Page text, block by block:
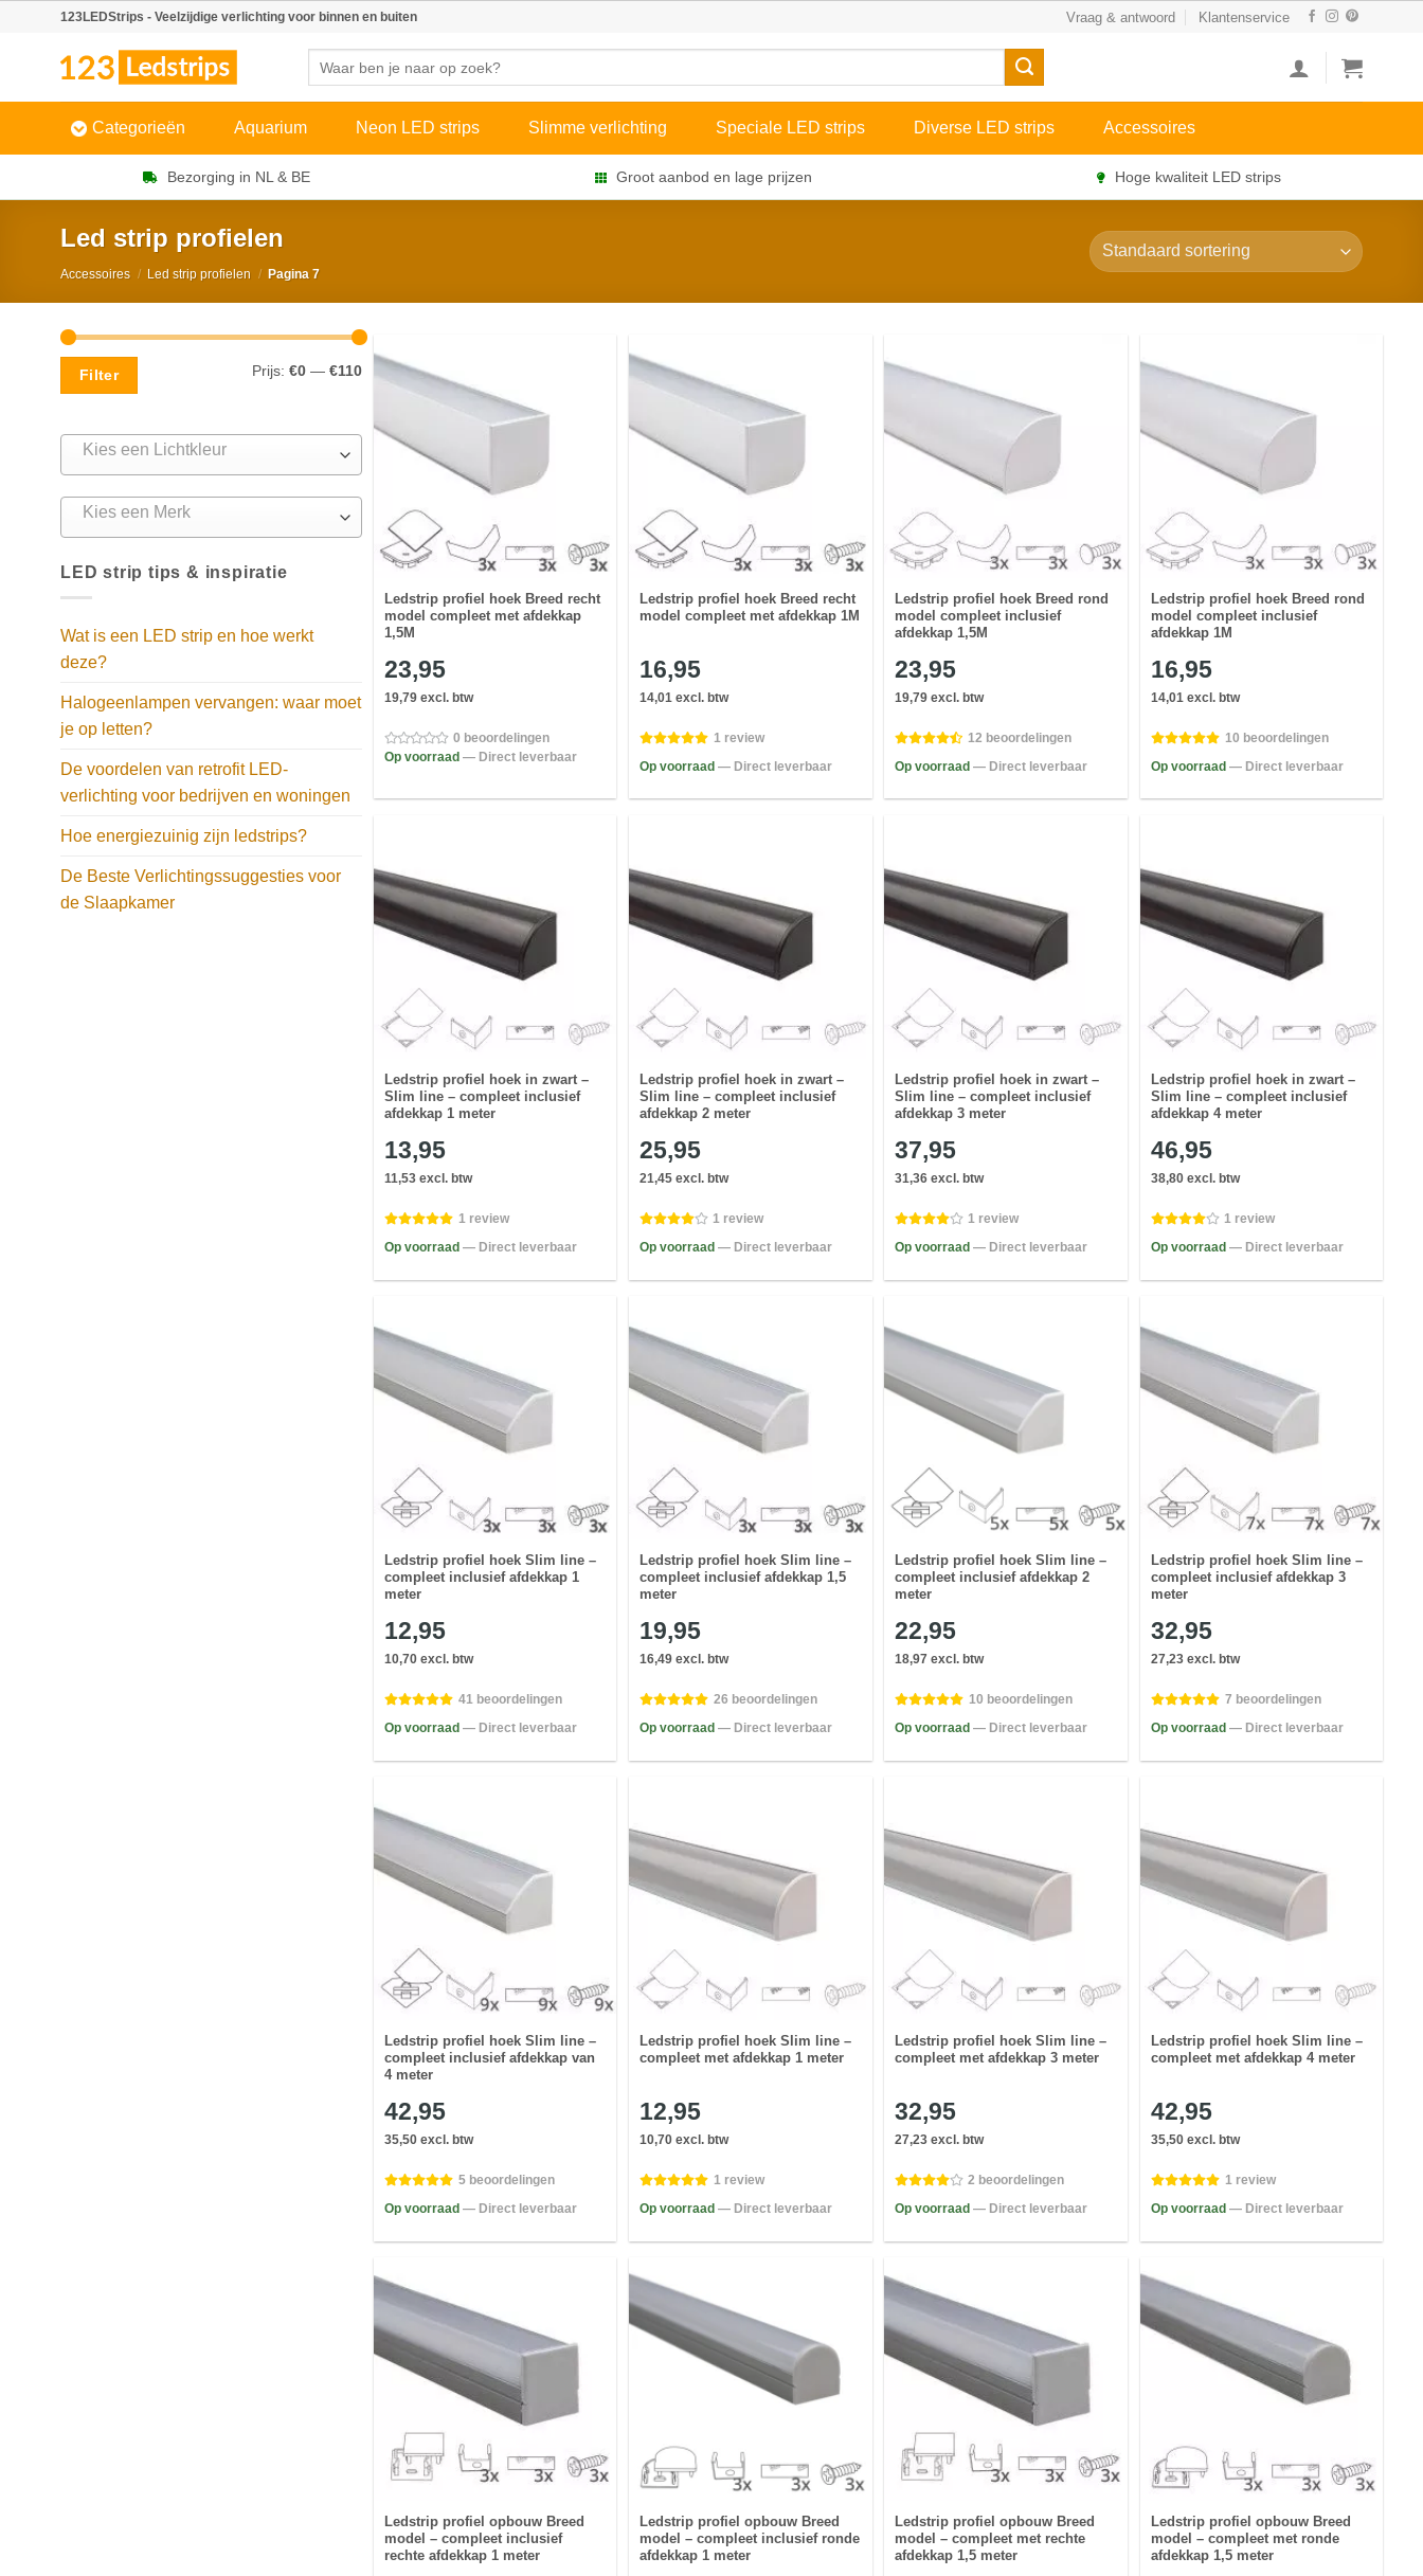
123LEDStrips - Veelzijdige verlichting voor binnen en buiten Vraag & antwoord Klantenservice
Categorieën Aquarium Neon LED strips Slimme verlichting Speciale LED strips Diverse LED strips Accessoires
Bezorging in NL & BE Groot aanbod en lage prijzen Hoge kwaliteit LED strips
Led strip profielen
Accessoires / Led strip profielen / Pagina 7
prijs
prijsFilter Prijs: €0 — €110
Kies een Lichtkleur
Kies een Merk
LED strip tips & inspiratie
Wat is een LED strip en hoe werkt
deze?
Halogeenlampen vervangen: waar moet
je op letten?
De voordelen van retrofit LED-
verlichting voor bedrijven en woningen
Hoe energiezuinig zijn ledstrips?
De Beste Verlichtingssuggesties voor
de Slaapkamer
Ledstrip profiel hoek Breed recht
model compleet met afdekkap
1,5M
23,95
19,79 excl. btw
0 beoordelingen
Op voorraad — Direct leverbaar
Ledstrip profiel hoek Breed recht
model compleet met afdekkap 1M
16,95
14,01 excl. btw
1 review
Op voorraad — Direct leverbaar
Ledstrip profiel hoek Breed rond
model compleet inclusief
afdekkap 1,5M
23,95
19,79 excl. btw
12 beoordelingen
Op voorraad — Direct leverbaar
Ledstrip profiel hoek Breed rond
model compleet inclusief
afdekkap 1M
16,95
14,01 excl. btw
10 beoordelingen
Op voorraad — Direct leverbaar
Ledstrip profiel hoek in zwart –
Slim line – compleet inclusief
afdekkap 1 meter
13,95
11,53 excl. btw
1 review
Op voorraad — Direct leverbaar
Ledstrip profiel hoek in zwart –
Slim line – compleet inclusief
afdekkap 2 meter
25,95
21,45 excl. btw
1 review
Op voorraad — Direct leverbaar
Ledstrip profiel hoek in zwart –
Slim line – compleet inclusief
afdekkap 3 meter
37,95
31,36 excl. btw
1 review
Op voorraad — Direct leverbaar
Ledstrip profiel hoek in zwart –
Slim line – compleet inclusief
afdekkap 4 meter
46,95
38,80 excl. btw
1 review
Op voorraad — Direct leverbaar
Ledstrip profiel hoek Slim line –
compleet inclusief afdekkap 1
meter
12,95
10,70 excl. btw
41 beoordelingen
Op voorraad — Direct leverbaar
Ledstrip profiel hoek Slim line –
compleet inclusief afdekkap 1,5
meter
19,95
16,49 excl. btw
26 beoordelingen
Op voorraad — Direct leverbaar
Ledstrip profiel hoek Slim line –
compleet inclusief afdekkap 2
meter
22,95
18,97 excl. btw
10 beoordelingen
Op voorraad — Direct leverbaar
Ledstrip profiel hoek Slim line –
compleet inclusief afdekkap 3
meter
32,95
27,23 excl. btw
7 beoordelingen
Op voorraad — Direct leverbaar
Ledstrip profiel hoek Slim line –
compleet inclusief afdekkap van
4 meter
42,95
35,50 excl. btw
5 beoordelingen
Op voorraad — Direct leverbaar
Ledstrip profiel hoek Slim line –
compleet met afdekkap 1 meter
12,95
10,70 excl. btw
1 review
Op voorraad — Direct leverbaar
Ledstrip profiel hoek Slim line –
compleet met afdekkap 3 meter
32,95
27,23 excl. btw
2 beoordelingen
Op voorraad — Direct leverbaar
Ledstrip profiel hoek Slim line –
compleet met afdekkap 4 meter
42,95
35,50 excl. btw
1 review
Op voorraad — Direct leverbaar
Ledstrip profiel opbouw Breed
model – compleet inclusief
rechte afdekkap 1 meter
Ledstrip profiel opbouw Breed
model – compleet inclusief ronde
afdekkap 1 meter
Ledstrip profiel opbouw Breed
model – compleet met rechte
afdekkap 1,5 meter
Ledstrip profiel opbouw Breed
model – compleet met ronde
afdekkap 1,5 meter